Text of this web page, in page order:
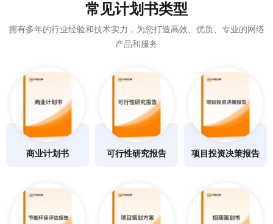
常见计划书类型
拥有多年的行业经验和技术实力，为您打造高效、优质、专业的网络
产品和服务
商业计划书 可行性研究报告 项目投资决策报告